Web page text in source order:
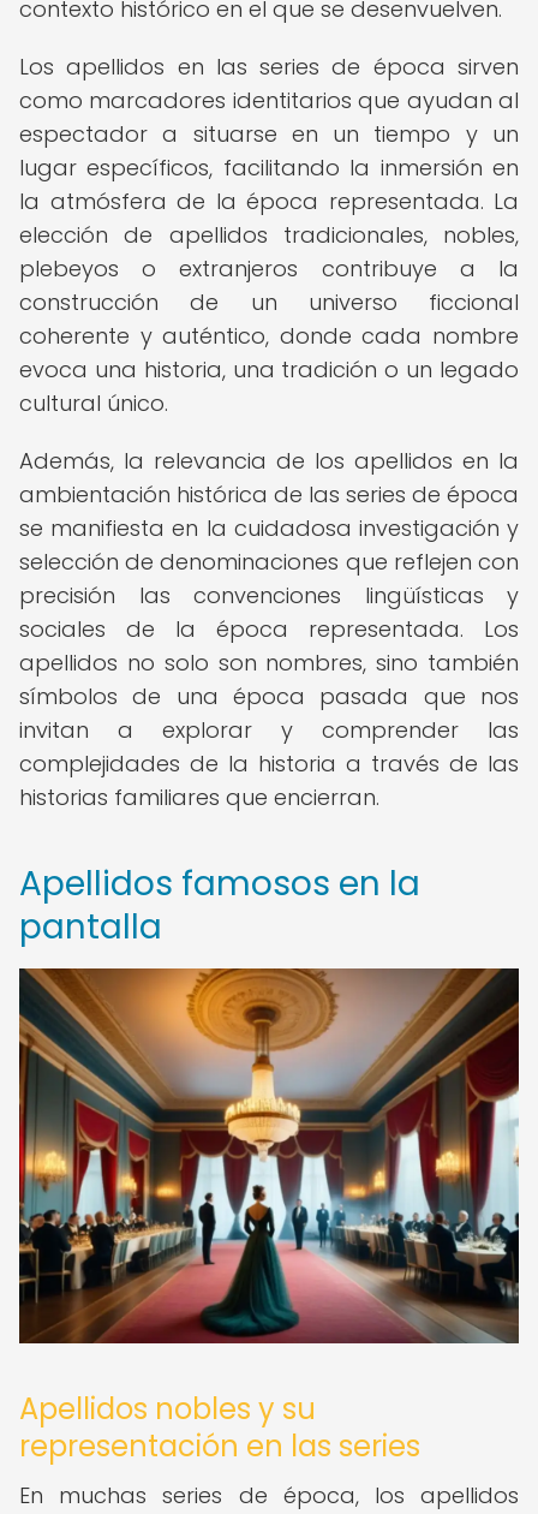
contexto histórico en el que se desenvuelven.
Los apellidos en las series de época sirven
como marcadores identitarios que ayudan al
espectador a situarse en un tiempo y un
lugar específicos, facilitando la inmersión en
la atmósfera de la época representada. La
elección de apellidos tradicionales, nobles,
plebeyos o extranjeros contribuye a la
construcción de un universo ficcional
coherente y auténtico, donde cada nombre
evoca una historia, una tradición o un legado
cultural único.
Además, la relevancia de los apellidos en la
ambientación histórica de las series de época
se manifiesta en la cuidadosa investigación y
selección de denominaciones que reflejen con
precisión las convenciones lingüísticas y
sociales de la época representada. Los
apellidos no solo son nombres, sino también
símbolos de una época pasada que nos
invitan a explorar y comprender las
complejidades de la historia a través de las
historias familiares que encierran.
Apellidos famosos en la
pantalla
Apellidos nobles y su
representación en las series
En muchas series de época, los apellidos